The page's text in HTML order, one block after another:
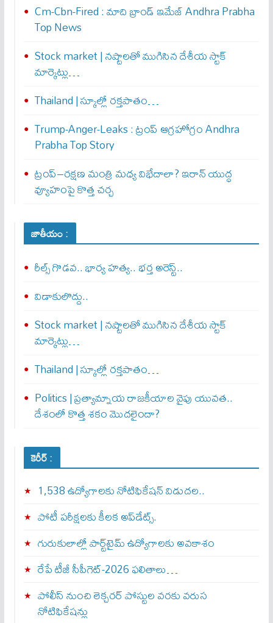
Cm-Cbn-Fired : మాది బ్రాండ్ ఇమేజ్ Andhra Prabha
Top News
Stock market | నష్టాలతో ముగిసిన దేశీయ స్టాక్
మార్కెట్లు…
Thailand | స్కూల్లో రక్తపాతం…
Trump-Anger-Leaks : ట్రంప్ ఆగ్ర‌హోగ్రం Andhra
Prabha Top Story
ట్రంప్–రక్షణ మంత్రి మధ్య విభేదాలా? ఇరాన్ యుద్ధ
వ్యూహంపై కొత్త చర్చ
జాతీయం :
రీల్స్ గొడవ.. భార్య హత్య.. భర్త అరెస్ట్..
విడాకులొద్దు..
Stock market | నష్టాలతో ముగిసిన దేశీయ స్టాక్
మార్కెట్లు…
Thailand | స్కూల్లో రక్తపాతం…
Politics | ప్రత్యామ్నాయ రాజకీయాల వైపు యువత..
దేశంలో కొత్త శకం మొదలైందా?
కెరీర్ :
1,538 ఉద్యోగాలకు నోటిఫికేషన్ విడుదల..
పోటీ పరీక్షలకు కీలక అప్‌డేట్స్.
గురుకులాల్లో పార్ట్‌టైమ్ ఉద్యోగాలకు అవకాశం
రేపే టీజీ సీపీగెట్‌-2026 ఫలితాలు…
పోలీస్ నుంచి లెక్చరర్ పోస్టుల వరకు వరుస
నోటిఫికేషన్లు